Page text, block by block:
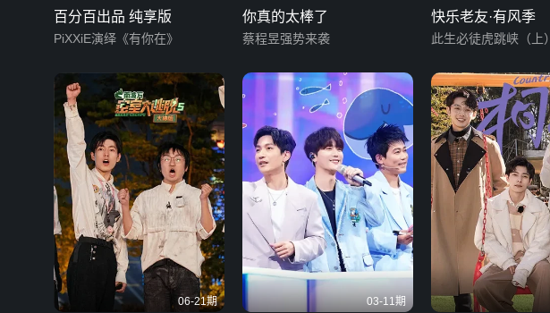
百分百出品 纯享版
PiXXiE演绎《有你在》
你真的太棒了
蔡程昱强势来袭
快乐老友·有风季
此生必徒虎跳峡（上）
06-21期 03-11期